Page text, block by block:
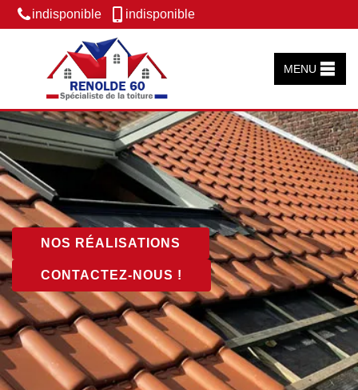
indisponible indisponible
MENU
NOS RÉALISATIONS
CONTACTEZ-NOUS !